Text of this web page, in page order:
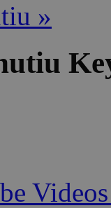
»